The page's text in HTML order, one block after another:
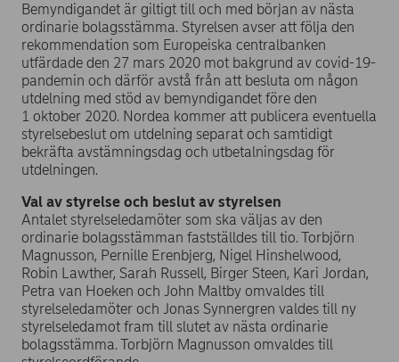
Bemyndigandet är giltigt till och med början av nästa
ordinarie bolagsstämma. Styrelsen avser att följa den
rekommendation som Europeiska centralbanken
utfärdade den 27 mars 2020 mot bakgrund av covid-19-
pandemin och därför avstå från att besluta om någon
utdelning med stöd av bemyndigandet före den
1 oktober 2020. Nordea kommer att publicera eventuella
styrelsebeslut om utdelning separat och samtidigt
bekräfta avstämningsdag och utbetalningsdag för
utdelningen.
Val av styrelse och beslut av styrelsen
Antalet styrelseledamöter som ska väljas av den
ordinarie bolagsstämman fastställdes till tio. Torbjörn
Magnusson, Pernille Erenbjerg, Nigel Hinshelwood,
Robin Lawther, Sarah Russell, Birger Steen, Kari Jordan,
Petra van Hoeken och John Maltby omvaldes till
styrelseledamöter och Jonas Synnergren valdes till ny
styrelseledamot fram till slutet av nästa ordinarie
bolagsstämma. Torbjörn Magnusson omvaldes till